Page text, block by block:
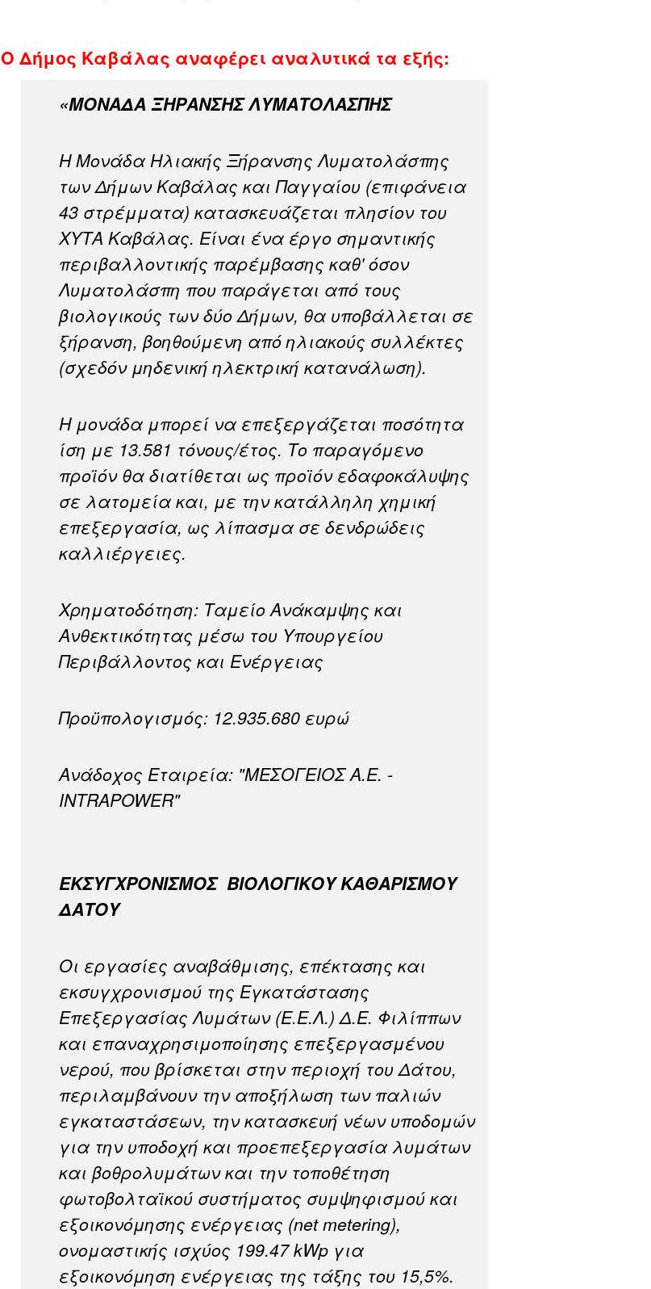
Ο Δήμος Καβάλας αναφέρει αναλυτικά τα εξής:
«ΜΟΝΑΔΑ ΞΗΡΑΝΣΗΣ ΛΥΜΑΤΟΛΑΣΠΗΣ
Η Μονάδα Ηλιακής Ξήρανσης Λυματολάσπης
των Δήμων Καβάλας και Παγγαίου (επιφάνεια
43 στρέμματα) κατασκευάζεται πλησίον του
ΧΥΤΑ Καβάλας. Είναι ένα έργο σημαντικής
περιβαλλοντικής παρέμβασης καθ' όσον
Λυματολάσπη που παράγεται από τους
βιολογικούς των δύο Δήμων, θα υποβάλλεται σε
ξήρανση, βοηθούμενη από ηλιακούς συλλέκτες
(σχεδόν μηδενική ηλεκτρική κατανάλωση).
Η μονάδα μπορεί να επεξεργάζεται ποσότητα
ίση με 13.581 τόνους/έτος. Το παραγόμενο
προϊόν θα διατίθεται ως προϊόν εδαφοκάλυψης
σε λατομεία και, με την κατάλληλη χημική
επεξεργασία, ως λίπασμα σε δενδρώδεις
καλλιέργειες.
Χρηματοδότηση: Ταμείο Ανάκαμψης και
Ανθεκτικότητας μέσω του Υπουργείου
Περιβάλλοντος και Ενέργειας
Προϋπολογισμός: 12.935.680 ευρώ
Ανάδοχος Εταιρεία: "ΜΕΣΟΓΕΙΟΣ Α.Ε. -
INTRAPOWER"
ΕΚΣΥΓΧΡΟΝΙΣΜΟΣ ΒΙΟΛΟΓΙΚΟΥ ΚΑΘΑΡΙΣΜΟΥ
ΔΑΤΟΥ
Οι εργασίες αναβάθμισης, επέκτασης και
εκσυγχρονισμού της Εγκατάστασης
Επεξεργασίας Λυμάτων (Ε.Ε.Λ.) Δ.Ε. Φιλίππων
και επαναχρησιμοποίησης επεξεργασμένου
νερού, που βρίσκεται στην περιοχή του Δάτου,
περιλαμβάνουν την αποξήλωση των παλιών
εγκαταστάσεων, την κατασκευή νέων υποδομών
για την υποδοχή και προεπεξεργασία λυμάτων
και βοθρολυμάτων και την τοποθέτηση
φωτοβολταϊκού συστήματος συμψηφισμού και
εξοικονόμησης ενέργειας (net metering),
ονομαστικής ισχύος 199.47 kWp για
εξοικονόμηση ενέργειας της τάξης του 15,5%.